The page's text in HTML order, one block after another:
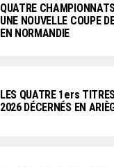
QUATRE
UNE NOUVELLE COUPE
EN NORMANDIE
LES QUATRE 1ers
2026 DÉCERNÉS EN